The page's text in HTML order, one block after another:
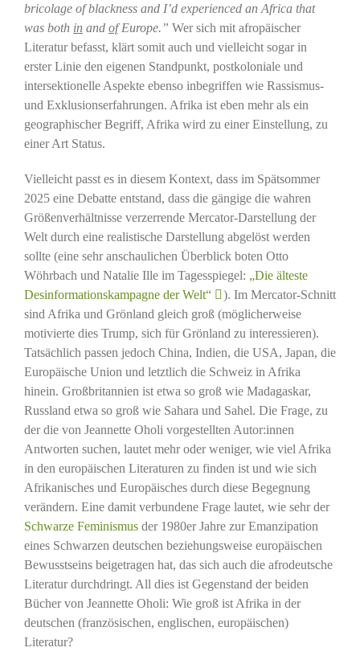
bricolage of blackness and I’d experienced an Africa that
was both in and ofEurope.” Wer sich mit afropäischer
Literatur befasst, klärt somit auch und vielleicht sogar in
erster Linie den eigenen Standpunkt, postkoloniale und
intersektionelle Aspekte ebenso inbegriffen wie Rassismus-
und Exklusionserfahrungen. Afrika ist eben mehr als ein
geographischer Begriff, Afrika wird zu einer Einstellung, zu
einer Art Status.
Vielleicht passt es in diesem Kontext, dass im Spätsommer
2025 eine Debatte entstand, dass die gängige die wahren
Größenverhältnisse verzerrende Mercator-Darstellung der
Welt durch eine realistische Darstellung abgelöst werden
sollte (eine sehr anschaulichen Überblick boten Otto
Wöhrbach und Natalie Ille im Tagesspiegel: „Die älteste
Desinformationskampagne der Welt“
). Im Mercator-Schnitt
sind Afrika und Grönland gleich groß (möglicherweise
motivierte dies Trump, sich für Grönland zu interessieren).
Tatsächlich passen jedoch China, Indien, die USA, Japan, die
Europäische Union und letztlich die Schweiz in Afrika
hinein. Großbritannien ist etwa so groß wie Madagaskar,
Russland etwa so groß wie Sahara und Sahel. Die Frage, zu
der die von Jeannette Oholi vorgestellten Autor:innen
Antworten suchen, lautet mehr oder weniger, wie viel Afrika
in den europäischen Literaturen zu finden ist und wie sich
Afrikanisches und Europäisches durch diese Begegnung
verändern. Eine damit verbundene Frage lautet, wie sehr der
Schwarze Feminismusder 1980er Jahre zur Emanzipation
eines Schwarzen deutschen beziehungsweise europäischen
Bewusstseins beigetragen hat, das sich auch die afrodeutsche
Literatur durchdringt. All dies ist Gegenstand der beiden
Bücher von Jeannette Oholi: Wie groß ist Afrika in der
deutschen (französischen, englischen, europäischen)
Literatur?